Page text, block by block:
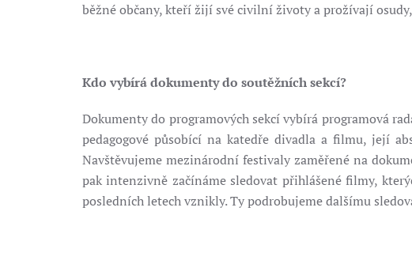
běžné občany, kteří žijí své civilní životy a prožívají
Kdo vybírá dokumenty do soutěžních sekcí?
Dokumenty do programových sekcí vybírá programová
pedagogové působící na katedře divadla a filmu, její
Navštěvujeme mezinárodní festivaly zaměřené na
pak intenzivně začínáme sledovat přihlášené filmy,
posledních letech vznikly. Ty podrobujeme dalšímu